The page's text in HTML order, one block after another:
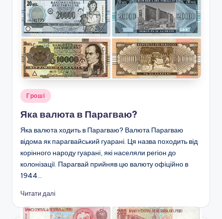
Опубліковано
Гроші
Яка валюта в Парагваю?
Яка валюта ходить в Парагваю? Валюта Парагваю
відома як парагвайський гуарані. Ця назва походить від
корінного народу гуарані, які населяли регіон до
колонізації. Парагвай прийняв цю валюту офіційно в
1944…
Читати далі